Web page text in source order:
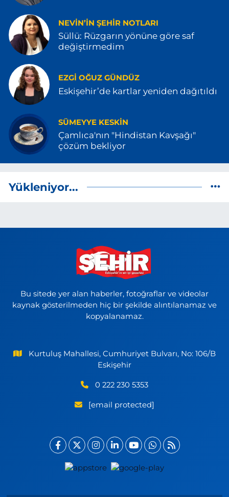
NEVIN’IN ŞEHIR NOTLARI
Süllü: Rüzgarın yönüne göre saf
değiştirmedim
EZGI OĞUZ GÜNDÜZ
Eskişehir’de kartlar yeniden dağıtıldı
SÜMEYYE KESKIN
Çamlıca'nın "Hindistan Kavşağı"
çözüm bekliyor
Yükleniyor...
Bu sitede yer alan haberler, fotoğraflar ve videolar
kaynak gösterilmeden hiç bir şekilde alıntılanamaz ve
kopyalanamaz.
Kurtuluş Mahallesi, Cumhuriyet Bulvarı, No: 106/B
Eskişehir
0 222 230 5353
[email protected]